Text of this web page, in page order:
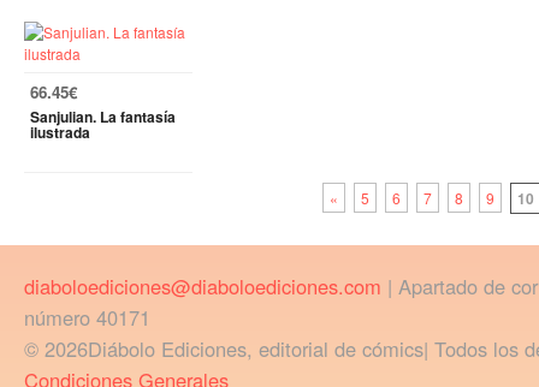
66.45€
Sanjulian. La fantasía
ilustrada
« 5 6 7 8 9 10
diaboloediciones@diaboloediciones.com | Apartado de
número 40171
© 2026Diábolo Ediciones, editorial de cómics| Todos los
Condiciones Generales